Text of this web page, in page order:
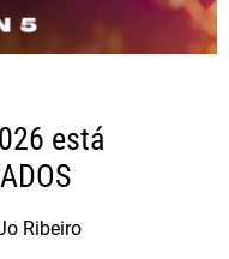
está
Ribeiro